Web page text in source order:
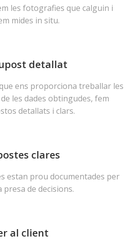
les fotografies que calguin i
mides in situ.
detallat
ens proporciona treballar les
les dades obtingudes, fem
detallats i clars.
clares
estan prou documentades per
presa de decisions.
al client